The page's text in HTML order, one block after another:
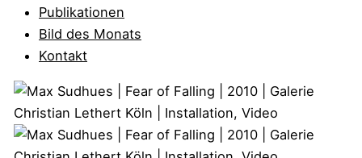
Publikationen
Bild des Monats
Kontakt